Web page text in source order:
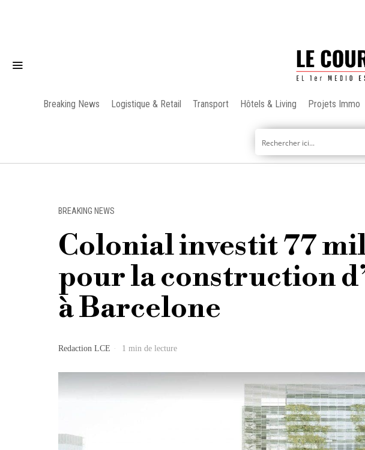
Breaking News Logistique & Retail Transport Hôtels & Living Projets Immo
BREAKING NEWS
Colonial investit 77
pour la construction
à Barcelone
Redaction LCE 1 min de lecture